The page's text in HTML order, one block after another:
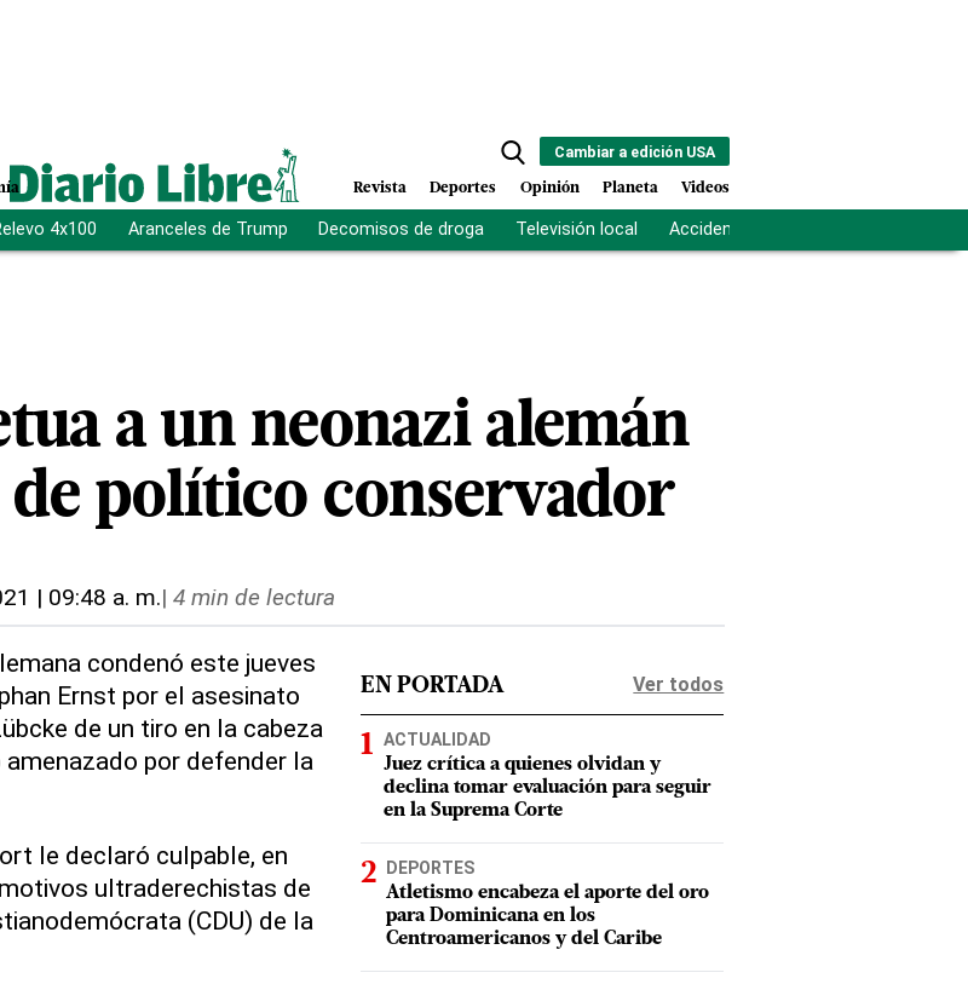
Cambiar a edición USA
Revista Deportes Opinión Planeta Videos
4x100 Aranceles de Trump Decomisos de droga Televisión local Accidente Los Ríos
a un neonazi alemán
de político conservador
| 09:48 a. m.| 4 min de lectura
condenó este jueves
Ernst por el asesinato
de un tiro en la cabeza
por defender la
le declaró culpable, en
ultraderechistas de
(CDU) de la
EN PORTADA Ver todos
ACTUALIDAD
Juez crítica a quienes olvidan y
declina tomar evaluación para seguir
en la Suprema Corte
DEPORTES
Atletismo encabeza el aporte del oro
para Dominicana en los
Centroamericanos y del Caribe